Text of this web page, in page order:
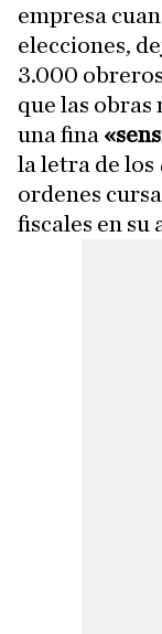
empresa
elecciones,
3.000
que las obras
una fina
la letra de los
ordenes
fiscales en su